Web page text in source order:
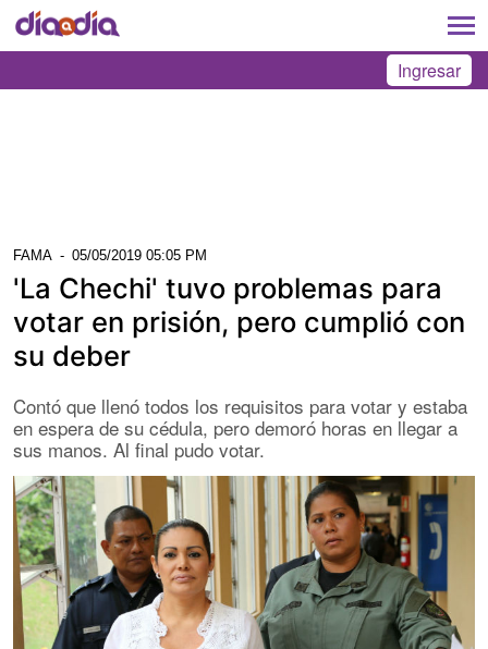
Ingresar
FAMA - 05/05/2019 05:05 PM
'La Chechi' tuvo problemas para
votar en prisión, pero cumplió con
su deber
Contó que llenó todos los requisitos para votar y estaba
en espera de su cédula, pero demoró horas en llegar a
sus manos. Al final pudo votar.